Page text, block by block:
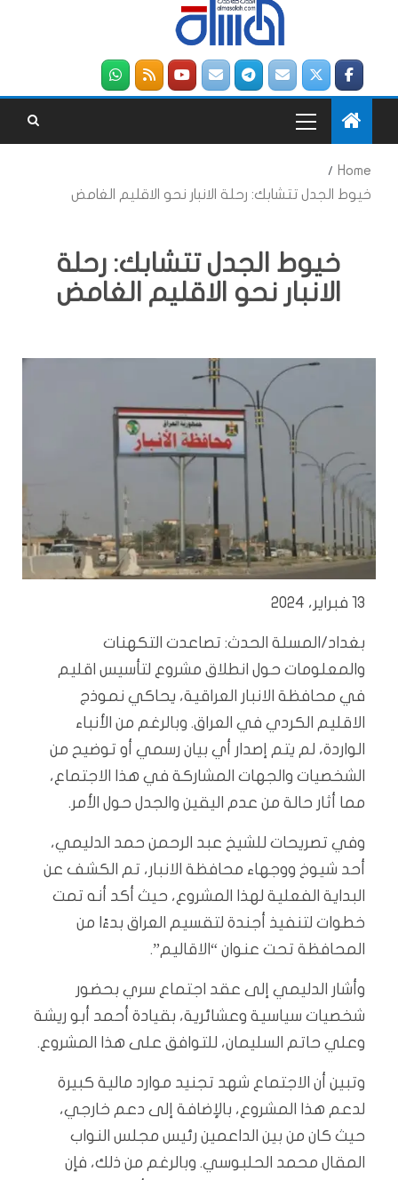
Home
خيوط الجدل تتشابك: رحلة الانبار نحو الاقليم الغامض
خيوط الجدل تتشابك: رحلة
الانبار نحو الاقليم الغامض
13 فبراير، 2024
بغداد/المسلة الحدث: تصاعدت التكهنات
والمعلومات حول انطلاق مشروع لتأسيس اقليم
في محافظة الانبار العراقية، يحاكي نموذج
الاقليم الكردي في العراق. وبالرغم من الأنباء
الواردة، لم يتم إصدار أي بيان رسمي أو توضيح من
الشخصيات والجهات المشاركة في هذا الاجتماع،
مما أثار حالة من عدم اليقين والجدل حول الأمر.
وفي تصريحات للشيخ عبد الرحمن حمد الدليمي،
أحد شيوخ ووجهاء محافظة الانبار، تم الكشف عن
البداية الفعلية لهذا المشروع، حيث أكد أنه تمت
خطوات لتنفيذ أجندة لتقسيم العراق بدءًا من
المحافظة تحت عنوان “الاقاليم”.
وأشار الدليمي إلى عقد اجتماع سري بحضور
شخصيات سياسية وعشائرية، بقيادة أحمد أبو ريشة
وعلي حاتم السليمان، للتوافق على هذا المشروع.
وتبين أن الاجتماع شهد تجنيد موارد مالية كبيرة
لدعم هذا المشروع، بالإضافة إلى دعم خارجي،
حيث كان من بين الداعمين رئيس مجلس النواب
المقال محمد الحلبوسي. وبالرغم من ذلك، فإن